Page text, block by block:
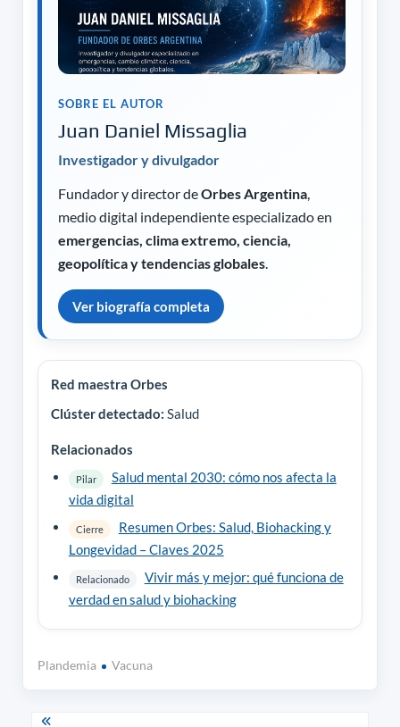
SOBRE EL AUTOR
Juan Daniel Missaglia
Investigador y divulgador
Fundador y director deOrbes Argentina,
medio digital independiente especializado en
emergencias, clima extremo, ciencia,
geopolítica y tendencias globales.
Ver biografía completa
Red maestra Orbes
Clúster detectado: Salud
Relacionados
Pilar
Salud mental 2030: cómo nos afecta la
vida digital
Cierre
Resumen Orbes: Salud, Biohacking y
Longevidad – Claves 2025
Relacionado
Vivir más y mejor: qué funciona de
verdad en salud y biohacking
Plandemia Vacuna